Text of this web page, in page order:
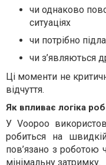
чи однаково
ситуаціях
чи потрібно
чи з’являються
Ці моменти не
відчуття.
Як впливає логіка
У Voopoo
робиться на
пов’язано з роботою
мінімальну затримку.